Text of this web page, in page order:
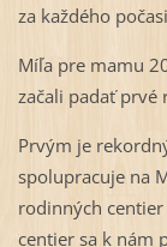
za každého
Míľa pre mamu
začali padať prvé
Prvým je
spolupracuje na
rodinných
centier sa k nám